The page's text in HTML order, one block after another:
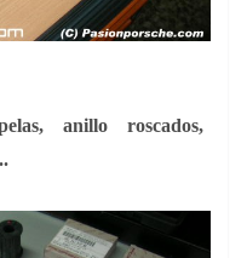
anillo roscados,